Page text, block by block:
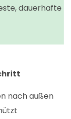
dauerhafte
nach außen